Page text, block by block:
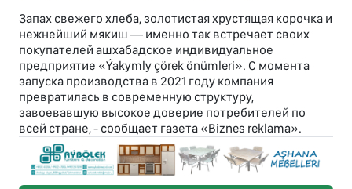
Запах свежего хлеба, золотистая хрустящая корочка и
нежнейший мякиш — именно так встречает своих
покупателей ашхабадское индивидуальное
предприятие «Ýakymly çörek önümleri». С момента
запуска производства в 2021 году компания
превратилась в современную структуру,
завоевавшую высокое доверие потребителей по
всей стране, - сообщает газета «Biznes reklama».